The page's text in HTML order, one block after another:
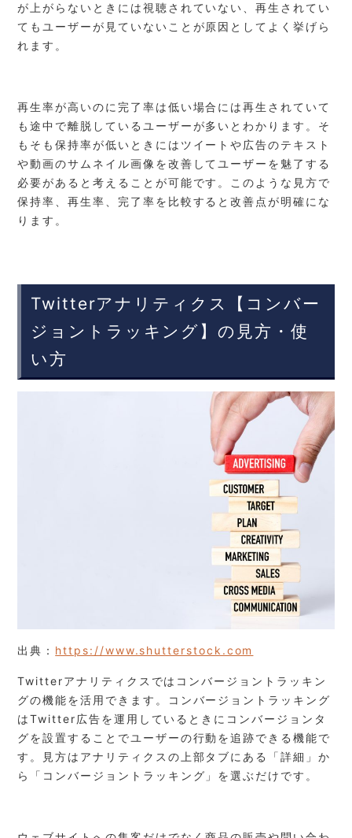
が上がらないときには視聴されていない、再生されてい
てもユーザーが見ていない ことが原因としてよく挙げら
れます 。
再生率が高いのに完了率は低い場合には再生されていて
も途中で離脱しているユーザーが多いとわかります。そ
もそも保持率が低いときにはツイートや広告のテキスト
や動画のサムネイル画像を改善してユーザーを魅了する
必要があると考えることが可能です。このような見方で
保持率、再生率、完了率を比較すると改善点が明確にな
ります。
Twitterアナリティクス【コンバー
ジョントラッキング】の見方・使
い方
出典： https://www.shutterstock.com
Twitterアナリティクスではコンバージョントラッキン
グの機能を活用できます。コンバージョントラッキング
はTwitter広告を運用しているときにコンバージョンタ
グを設置することでユーザーの行動を追跡できる機能で
す。見方はアナリティクスの上部タブにある「詳細」か
ら「コンバージョントラッキング」を選ぶだけです。